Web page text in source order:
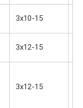
3х10-15
3х12-15
3х12-15